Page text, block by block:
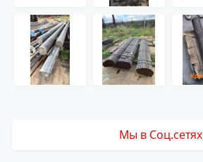
Мы в Соц.сетях